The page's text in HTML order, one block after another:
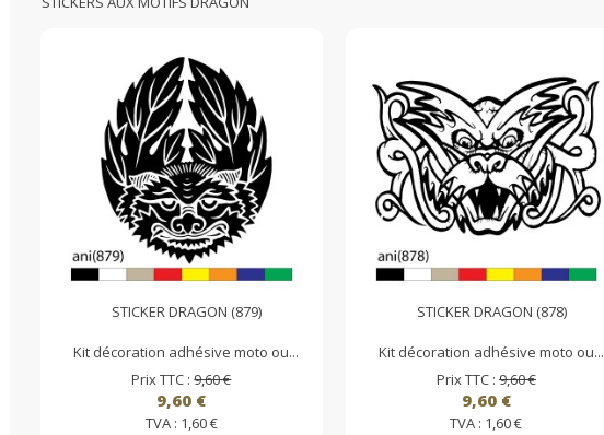
STICKER DRAGON (879)
Kit décoration adhésive moto ou...
Prix TTC :9,60 €
9,60 €
TVA : 1,60 €
STICKER DRAGON (878)
Kit décoration adhésive moto ou...
Prix TTC : 9,60 €
9,60 €
TVA : 1,60 €